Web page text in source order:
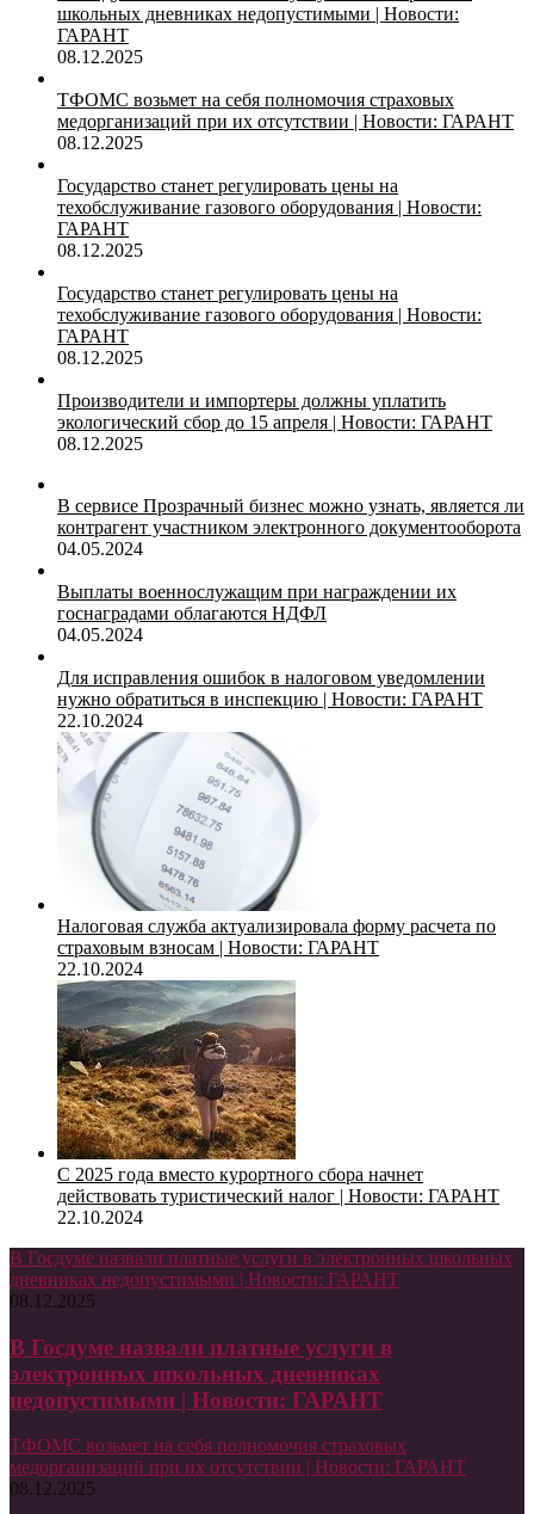
школьных дневниках недопустимыми | Новости:
ГАРАНТ
08.12.2025
ТФОМС возьмет на себя полномочия страховых
медорганизаций при их отсутствии | Новости: ГАРАНТ
08.12.2025
Государство станет регулировать цены на
техобслуживание газового оборудования | Новости:
ГАРАНТ
08.12.2025
Государство станет регулировать цены на
техобслуживание газового оборудования | Новости:
ГАРАНТ
08.12.2025
Производители и импортеры должны уплатить
экологический сбор до 15 апреля | Новости: ГАРАНТ
08.12.2025
В сервисе Прозрачный бизнес можно узнать, является ли
контрагент участником электронного документооборота
04.05.2024
Выплаты военнослужащим при награждении их
госнаградами облагаются НДФЛ
04.05.2024
Для исправления ошибок в налоговом уведомлении
нужно обратиться в инспекцию | Новости: ГАРАНТ
22.10.2024
Налоговая служба актуализировала форму расчета по
страховым взносам | Новости: ГАРАНТ
22.10.2024
С 2025 года вместо курортного сбора начнет
действовать туристический налог | Новости: ГАРАНТ
22.10.2024
В Госдуме назвали платные услуги в электронных школьных
дневниках недопустимыми | Новости: ГАРАНТ
08.12.2025
В Госдуме назвали платные услуги в
электронных школьных дневниках
недопустимыми | Новости: ГАРАНТ
ТФОМС возьмет на себя полномочия страховых
медорганизаций при их отсутствии | Новости: ГАРАНТ
08.12.2025